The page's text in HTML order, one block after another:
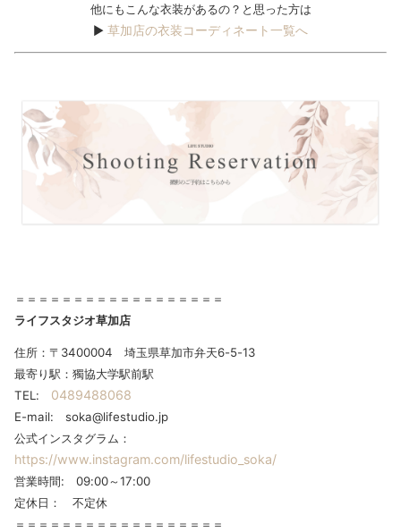
他にもこんな衣装があるの？と思った方は
▶︎ 草加店の衣装コーディネート一覧へ
＝＝＝＝＝＝＝＝＝＝＝＝＝＝＝＝＝＝
ライフスタジオ草加店
住所：〒3400004 埼玉県草加市弁天6-5-13
最寄り駅：獨協大学駅前駅
TEL: 0489488068
E-mail: soka@lifestudio.jp
公式インスタグラム：
https://www.instagram.com/lifestudio_soka/
営業時間: 09:00～17:00
定休日： 不定休
＝＝＝＝＝＝＝＝＝＝＝＝＝＝＝＝＝＝